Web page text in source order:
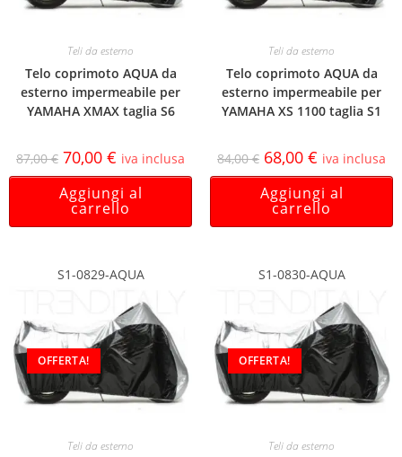
Teli da esterno
Telo coprimoto AQUA da
esterno impermeabile per
YAMAHA XMAX taglia S6
87,00€ 70,00 € iva inclusa
Aggiungi al
carrello
Teli da esterno
Telo coprimoto AQUA da
esterno impermeabile per
YAMAHA XS 1100 taglia S1
84,00€ 68,00 € iva inclusa
Aggiungi al
carrello
S1-0829-AQUA
OFFERTA!
Teli da esterno
S1-0830-AQUA
OFFERTA!
Teli da esterno